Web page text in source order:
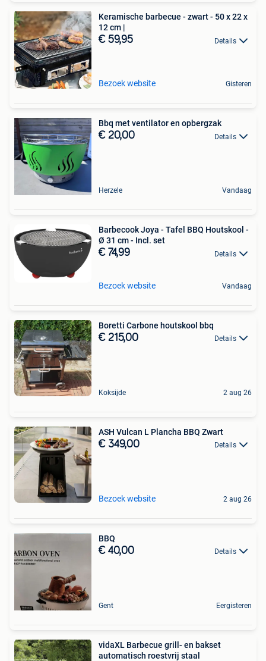
Keramische barbecue - zwart - 50 x 22 x
12 cm |
€ 59,95 Details
Bezoek website Gisteren
Bbq met ventilator en opbergzak
€ 20,00 Details
Herzele Vandaag
Barbecook Joya - Tafel BBQ Houtskool -
Ø 31 cm - Incl. set
€ 74,99 Details
Bezoek website Vandaag
Boretti Carbone houtskool bbq
€ 215,00 Details
Koksijde 2 aug 26
ASH Vulcan L Plancha BBQ Zwart
€ 349,00 Details
Bezoek website 2 aug 26
BBQ
€ 40,00 Details
Gent Eergisteren
vidaXL Barbecue grill- en bakset
automatisch roestvrij staal